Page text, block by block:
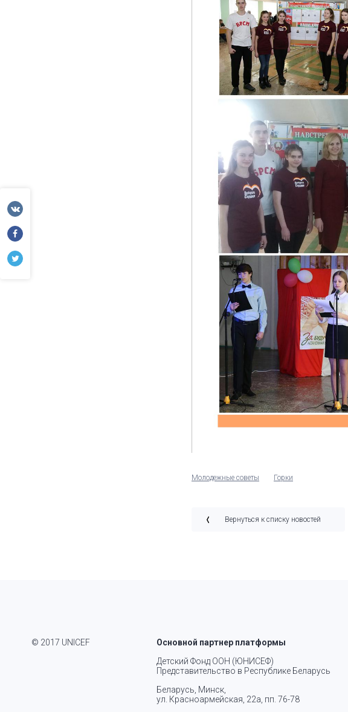
Молодежные советы Горки
Вернуться к списку новостей
© 2017 UNICEF
Основной партнер платформы
Детский Фонд ООН (ЮНИСЕФ)
Представительство в Республике Беларусь
Беларусь, Минск,
ул. Красноармейская, 22а, пп. 76-78